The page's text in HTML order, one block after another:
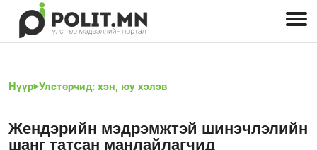
Нүүр Улстөрчид: хэн, юу хэлэв
Жендэрийн мэдрэмжтэй шинэчлэлийн
шанг татсан манлайлагчид